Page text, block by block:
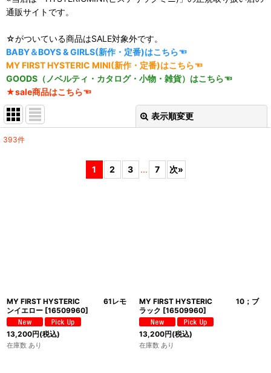
通販サイトです。
☆がついている商品はSALE対象外です。
BABY＆BOYS & GIRLS(新作・定番)はこちら☜
MY FIRST HYSTERIC MINI(新作・定番)はこちら☜
GOODS（ノベルティ・カタログ・小物・雑貨）はこちら☜
★sale商品はこちら☜
表示順変更
サブカテゴリ
393件
1 2 3 ... 7 次»
MY FIRST HYSTERIC 61レモ
ンイエロー [16509960]
13,200円(税込)
在庫数 あり
MY FIRST HYSTERIC 10；ブ
ラック [16509960]
13,200円(税込)
在庫数 あり